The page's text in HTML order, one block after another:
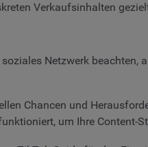
Verkaufsinhalten
Netzwerk
Chancen und
um Ihre Content-